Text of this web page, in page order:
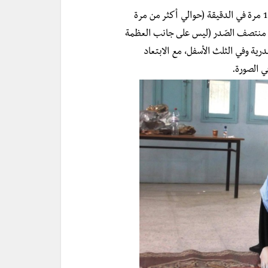
(حوالي أكثر من مرة
بشكل منتظم وعلى منتصف الصّدر (ليس على جانب العظمة
وفي الثلث الأسفل، مع الابتعاد
الصورة.